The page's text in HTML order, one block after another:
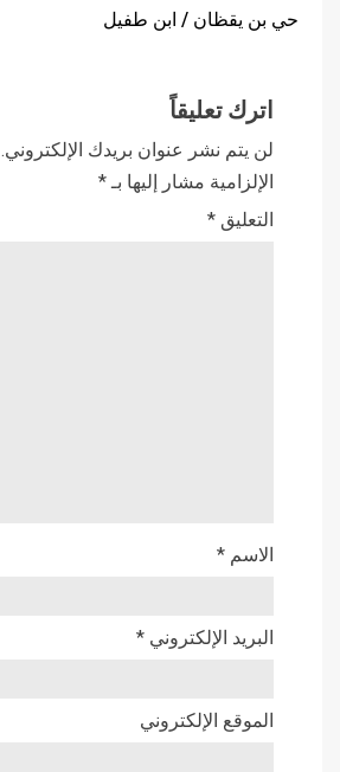
حي بن يقظان / ابن طفيل
اترك تعليقاً
لن يتم نشر عنوان بريدك الإلكتروني.
الإلزامية مشار إليها بـ*
التعليق *
الاسم *
البريد الإلكتروني *
الموقع الإلكتروني